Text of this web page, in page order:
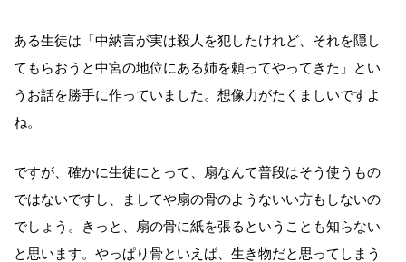
ある生徒は「中納言が実は殺人を犯したけれど、それを隠し
てもらおうと中宮の地位にある姉を頼ってやってきた」とい
うお話を勝手に作っていました。想像力がたくましいですよ
ね。
ですが、確かに生徒にとって、扇なんて普段はそう使うもの
ではないですし、ましてや扇の骨のようないい方もしないの
でしょう。きっと、扇の骨に紙を張るということも知らない
と思います。やっぱり骨といえば、生き物だと思ってしまう